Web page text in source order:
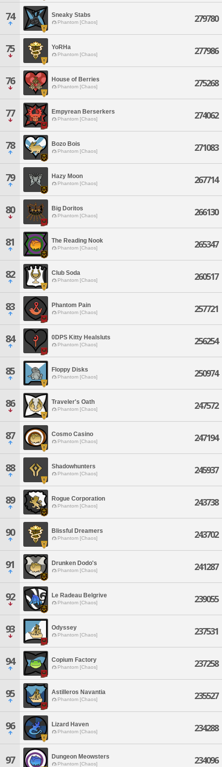
74 Sneaky Stabs
Phantom [Chaos] 279780
75 YoRHa
Phantom [Chaos] 277986
76 House of Berries
Phantom [Chaos] 275268
77 Empyrean Berserkers
Phantom [Chaos] 274062
78 Bozo Bois
Phantom [Chaos] 271083
79 Hazy Moon
Phantom [Chaos] 267714
80 Big Doritos
Phantom [Chaos] 266130
81 The Reading Nook
Phantom [Chaos] 265347
82 Club Soda
Phantom [Chaos] 260517
83 Phantom Pain
Phantom [Chaos] 257721
84 0DPS Kitty Healsluts
Phantom [Chaos] 256254
85 Floppy Disks
Phantom [Chaos] 250974
86 Traveler's Oath
Phantom [Chaos] 247572
87 Cosmo Casino
Phantom [Chaos] 247194
88 Shadowhunters
Phantom [Chaos] 245937
89 Rogue Corporation
Phantom [Chaos] 243738
90 Blissful Dreamers
Phantom [Chaos] 243702
91 Drunken Dodo's
Phantom [Chaos] 241287
92 Le Radeau Belgrive
Phantom [Chaos] 239055
93 Odyssey
Phantom [Chaos] 237531
94 Copium Factory
Phantom [Chaos] 237258
95 Astilleros Navantia
Phantom [Chaos] 235527
96 Lizard Haven
Phantom [Chaos] 234288
97 Dungeon Meowsters
Phantom [Chaos] 234096